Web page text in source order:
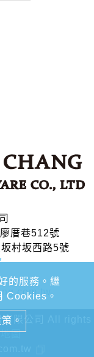
的服務。繼
Cookies。
。
厝巷512號
村坂西路5號
限公司 All rights
圖